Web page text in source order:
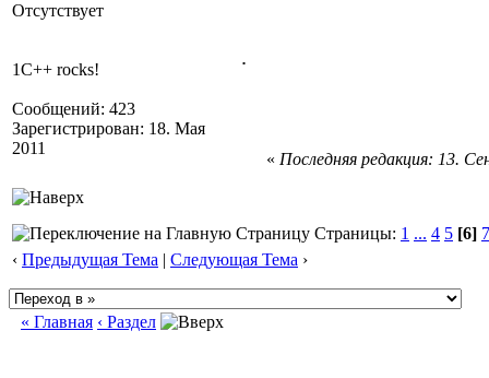
Отсутствует
1C++ rocks!
Сообщений: 423
Зарегистрирован: 18. Мая
2011
.
« Последняя редакция: 13.
Страницы: 1 ... 4 5 [6] 7
‹ Предыдущая Тема | Следующая Тема ›
« Главная ‹ Раздел